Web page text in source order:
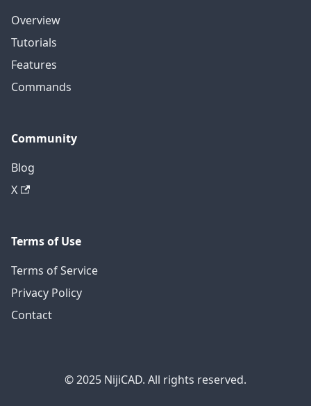
Overview
Tutorials
Features
Commands
Community
Blog
X
Terms of Use
Terms of Service
Privacy Policy
Contact
© 2025 NijiCAD. All rights reserved.